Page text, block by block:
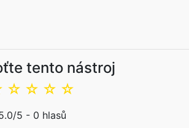
tento nástroj
☆
☆
☆
☆
/5 - 0 hlasů